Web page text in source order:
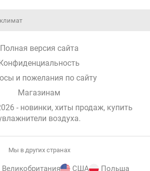
Полная версия сайта
Конфиденциальность
и пожелания по сайту
Магазинам
- новинки, хиты продаж, купить
воздуха.
Мы в других странах
Великобритания США Польша